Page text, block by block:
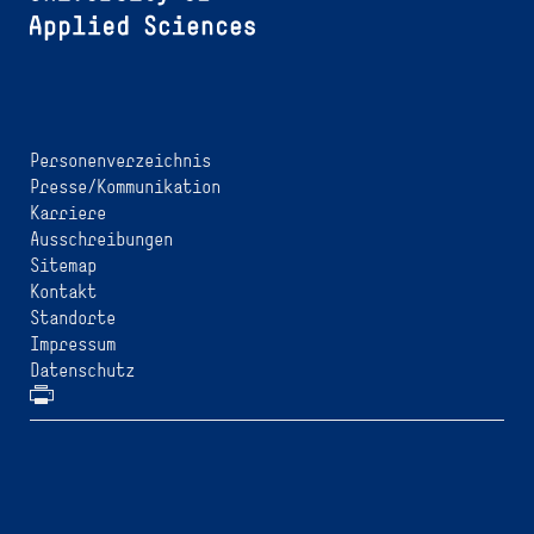
Personenverzeichnis
Presse/Kommunikation
Karriere
Ausschreibungen
Sitemap
Kontakt
Standorte
Impressum
Datenschutz